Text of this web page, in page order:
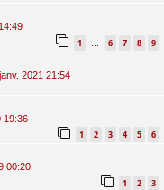
1 … 6 7 8 9
2021 21:54
19:36
1 2 3 4 5 6
00:20
1 2 3